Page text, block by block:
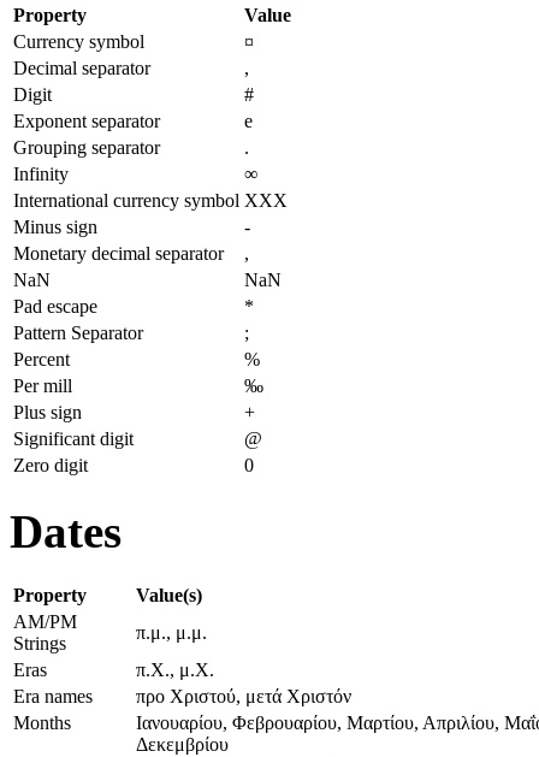
Property
Value
Currency symbol
¤
Decimal separator
,
Digit
#
Exponent separator
e
Grouping separator
.
Infinity
∞
International currency symbol XXX
Minus sign
-
Monetary decimal separator
,
NaN
NaN
Pad escape
*
Pattern Separator
;
Percent
%
Per mill
‰
Plus sign
+
Significant digit
@
Zero digit
0
Dates
Property
Value(s)
AM/PM
Strings
π.μ., μ.μ.
Eras
π.Χ., μ.Χ.
Era names
προ Χριστού, μετά Χριστόν
Months
Ιανουαρίου, Φεβρουαρίου, Μαρτίου, Απριλίου,
Δεκεμβρίου